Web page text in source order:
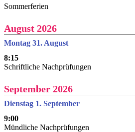
Sommerferien
August 2026
Montag 31. August
8:15
Schriftliche Nachprüfungen
September 2026
Dienstag 1. September
9:00
Mündliche Nachprüfungen